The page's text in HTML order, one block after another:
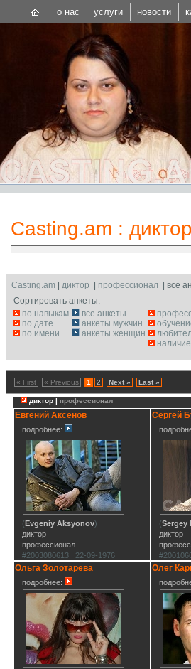
Casting.am : диктор
Casting.am диктор профессионал | все
Сортировать анкеты:
по навыкам
по дате
по имени
все анкеты
анкеты мужчин
анкеты женщин
« First « Previous 1 2 Next » Last »
диктор | профессионал
Евгений Аксёнов
подробнее:
(Evgeniy Aksyonov)
диктор
профессионал
#2003080613 | 22-09-1976
Сергей
(Sergey
диктор
Ольга Золотарева
подробнее:
Олег
о нас услуги новости